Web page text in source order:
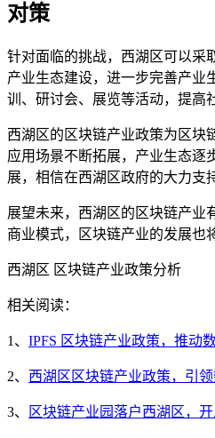
对策
针对面临的挑战，西湖区可以采
产业生态建设，进一步完善产业
训、研讨会、展览等活动，提高
西湖区的区块链产业政策为区块
应用场景不断拓展，产业生态逐
展，相信在西湖区政府的大力支
展望未来，西湖区的区块链产业
商业模式，区块链产业的发展也
西湖区 区块链产业政策分析
相关阅读：
1、 IPFS 区块链产业政策，推动
2、 西湖区区块链产业政策，引
3、 区块链产业园落户西湖区，